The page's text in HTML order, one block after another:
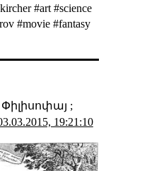
#art #science
#movie #fantasy
;
19:21:10